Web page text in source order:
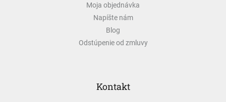
Moja objednávka
Napíšte nám
Blog
Odstúpenie od zmluvy
Kontakt